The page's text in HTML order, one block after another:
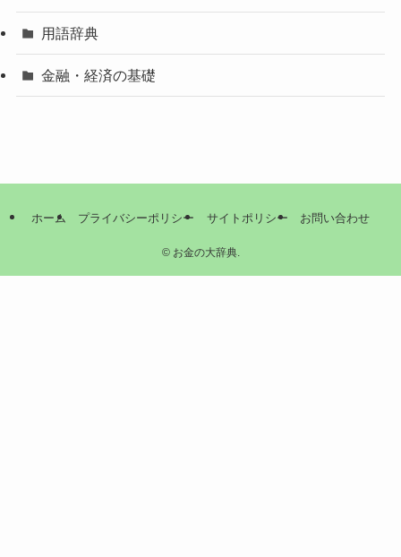
用語辞典
金融・経済の基礎
ホーム プライバシーポリシー サイトポリシー お問い合わせ
©お金の大辞典.